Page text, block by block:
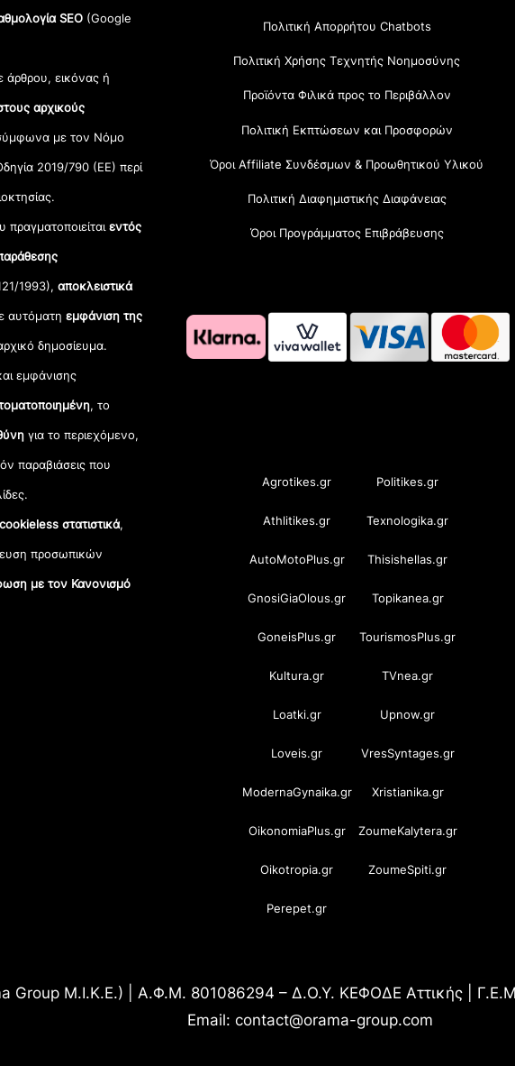
SEO (Google
άρθρου, εικόνας ή
αρχικούς
με τον Νόμο
2019/790 (ΕΕ) περί
πραγματοποιείταιεντός
1993), αποκλειστικά
αυτόματηεμφάνιση της
δημοσίευμα.
εμφάνισης
, το
για το περιεχόμενο,
παραβιάσεις που
cookieless στατιστικά,
προσωπικών
με τον Κανονισμό
Πολιτική Απορρήτου Chatbots
Πολιτική Χρήσης Τεχνητής Νοημοσύνης
Προϊόντα Φιλικά προς το Περιβάλλον
Πολιτική Εκπτώσεων και Προσφορών
Όροι Affiliate Συνδέσμων & Προωθητικού Υλικού
Πολιτική Διαφημιστικής Διαφάνειας
Όροι Προγράμματος Επιβράβευσης
Agrotikes.gr Politikes.gr
Athlitikes.gr Texnologika.gr
AutoMotoPlus.gr Thisishellas.gr
GnosiGiaOlous.gr Topikanea.gr
GoneisPlus.gr TourismosPlus.gr
Kultura.gr TVnea.gr
Loatki.gr Upnow.gr
Loveis.gr VresSyntages.gr
ModernaGynaika.gr Xristianika.gr
OikonomiaPlus.gr ZoumeKalytera.gr
Oikotropia.gr ZoumeSpiti.gr
Perepet.gr
Group Μ.Ι.Κ.Ε.) | Α.Φ.Μ. 801086294 – Δ.Ο.Υ. ΚΕΦΟΔΕ Αττικής |
Email: contact@orama-group.com